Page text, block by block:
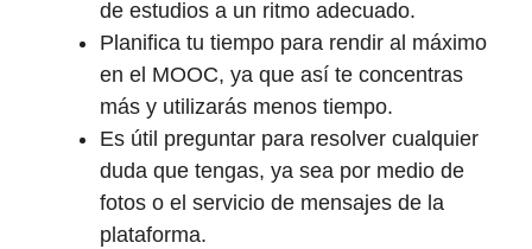
de estudios a un ritmo adecuado.
Planifica tu tiempo para rendir al máximo
en el MOOC, ya que así te concentras
más y utilizarás menos tiempo.
Es útil preguntar para resolver cualquier
duda que tengas, ya sea por medio de
fotos o el servicio de mensajes de la
plataforma.